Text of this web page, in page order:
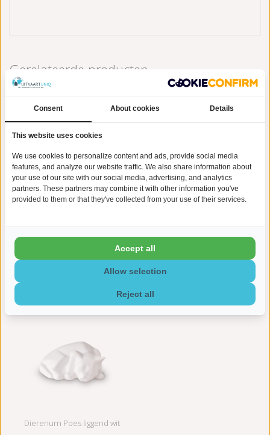
Gerelateerde producten
Dierenurn Poes liggend zwart Dierenurn Poes liggend zwart
Dierenurn Poes liggend wit
Consent About cookies Details
This website uses cookies
We use cookies to personalize content and ads, provide social media
features, and analyze our website traffic. We also share information about
your use of our site with our social media, advertising, and analytics
partners. These partners may combine it with other information you've
provided to them or that they've collected from your use of their services.
Reject all
Allow selection
Accept all